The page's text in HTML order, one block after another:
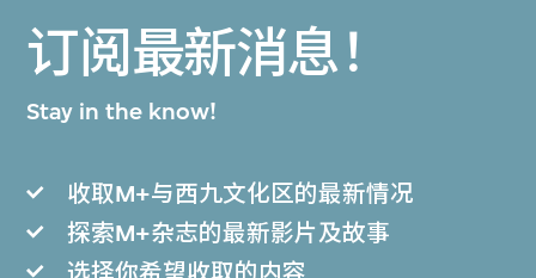
订阅最新消息！
Stay in the know!
收取M+与西九文化区的最新情况
探索M+杂志的最新影片及故事